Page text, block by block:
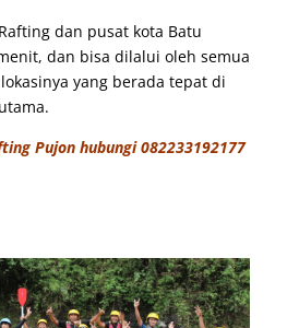
dan pusat kota Batu
dan bisa dilalui oleh semua
yang berada tepat di
Pujon hubungi 082233192177